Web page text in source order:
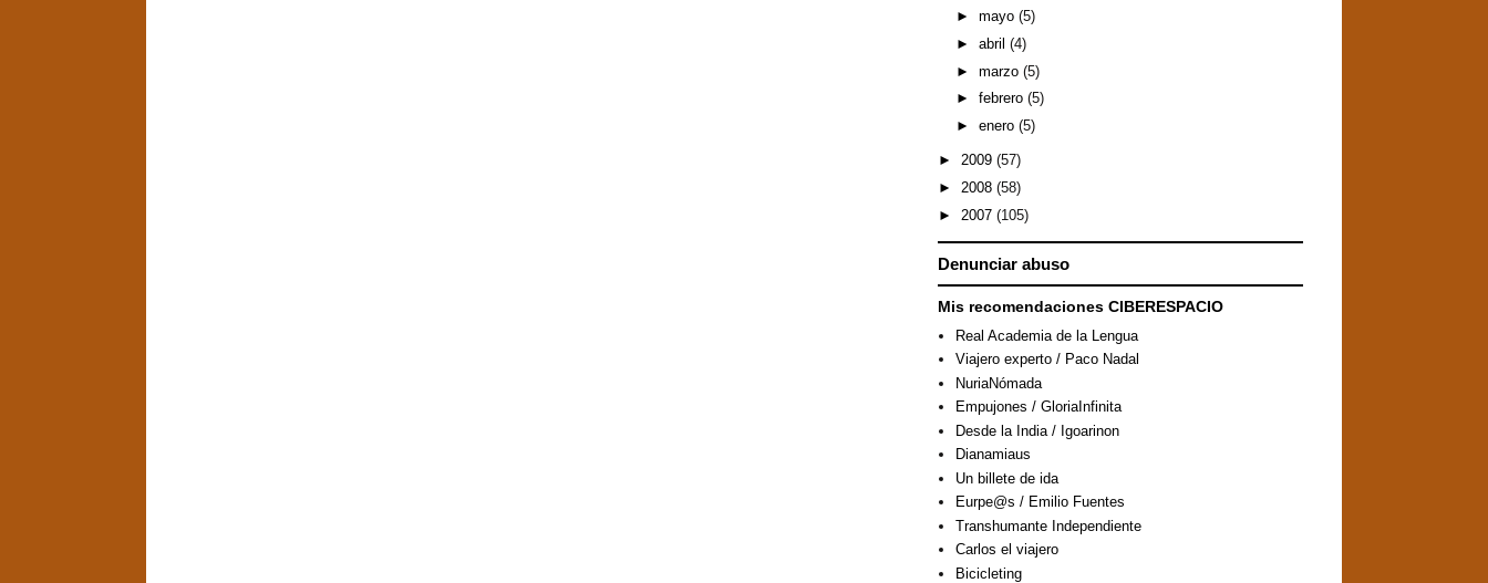
► mayo (5)
► abril (4)
► marzo (5)
► febrero (5)
► enero (5)
► 2009 (57)
► 2008 (58)
► 2007 (105)
Denunciar abuso
Mis recomendaciones CIBERESPACIO
Real Academia de la Lengua
Viajero experto / Paco Nadal
NuriaNómada
Empujones / GloriaInfinita
Desde la India / Igoarinon
Dianamiaus
Un billete de ida
Eurpe@s / Emilio Fuentes
Transhumante Independiente
Carlos el viajero
Bicicleting